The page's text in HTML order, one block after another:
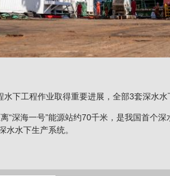
工程作业取得重要进展，全部3套深水水
海一号”能源站约70千米，是我国首个深
水下生产系统。